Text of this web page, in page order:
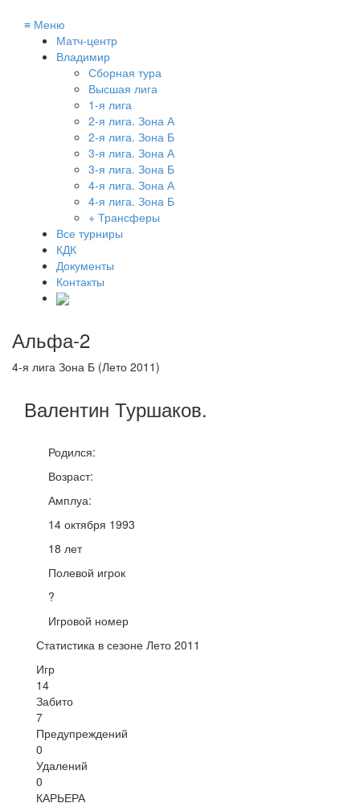
≡ Меню
Матч-центр
Владимир
Сборная тура
Высшая лига
1-я лига
2-я лига. Зона А
2-я лига. Зона Б
3-я лига. Зона А
3-я лига. Зона Б
4-я лига. Зона А
4-я лига. Зона Б
+ Трансферы
Все турниры
КДК
Документы
Контакты
Альфа-2
4-я лига Зона Б (Лето 2011)
Валентин Туршаков.
Родился:
Возраст:
Амплуа:
14 октября 1993
18 лет
Полевой игрок
?
Игровой номер
Статистика в сезоне Лето 2011
Игр
14
Забито
7
Предупреждений
0
Удалений
0
КАРЬЕРА